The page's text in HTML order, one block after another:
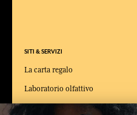
SITI & SERVIZI
La carta regalo
Laboratorio olfattivo
Fabbriche e Musei della Costa